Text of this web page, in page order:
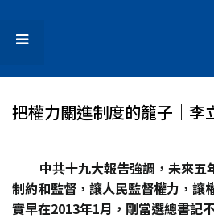
把權力關進制度的籠子｜李
中共十九大報告強調，未來五
制約和監督，讓人民監督權力，讓
實早在2013年1月，剛當選總書記